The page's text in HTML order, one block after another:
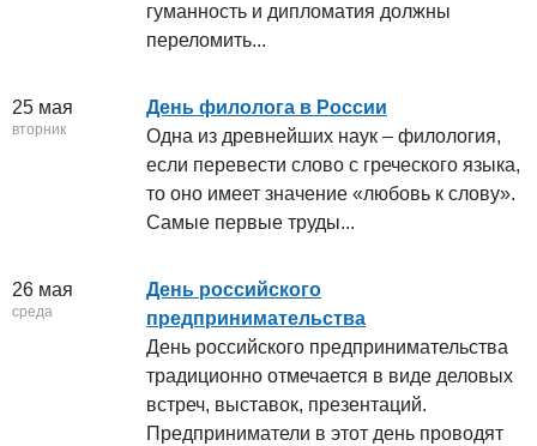
гуманность и дипломатия должны
переломить...
25 мая
вторник
День филолога в России
Одна из древнейших наук – филология,
если перевести слово с греческого языка,
то оно имеет значение «любовь к слову».
Самые первые труды...
26 мая
среда
День российского
предпринимательства
День российского предпринимательства
традиционно отмечается в виде деловых
встреч, выставок, презентаций.
Предприниматели в этот день проводят